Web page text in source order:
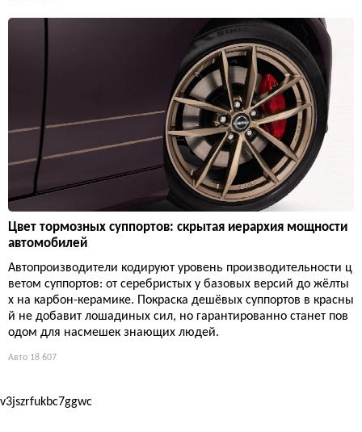
Цвет тормозных суппортов: скрытая иерархия мощности
автомобилей
Автопроизводители кодируют уровень производительности ц
ветом суппортов: от серебристых у базовых версий до жёлты
х на карбон-керамике. Покраска дешёвых суппортов в красны
й не добавит лошадиных сил, но гарантированно станет пов
одом для насмешек знающих людей.
Авто 18 607
v3jszrfukbc7ggwc